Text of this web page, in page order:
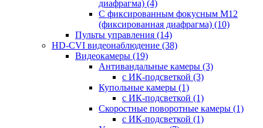
диафрагма) (4)
С фиксированным фокусным М12
(фиксированная диафрагма) (10)
Пульты управления (14)
HD-CVI видеонаблюдение (38)
Видеокамеры (19)
Антивандальные камеры (3)
с ИК-подсветкой (3)
Купольные камеры (1)
с ИК-подсветкой (1)
Скоростные поворотные камеры (1)
с ИК-подсветкой (1)